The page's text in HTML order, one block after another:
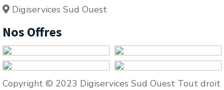
Digiservices Sud Ouest
Nos Offres
Copyright © 2023 Digiservices Sud Ouest Tout droit